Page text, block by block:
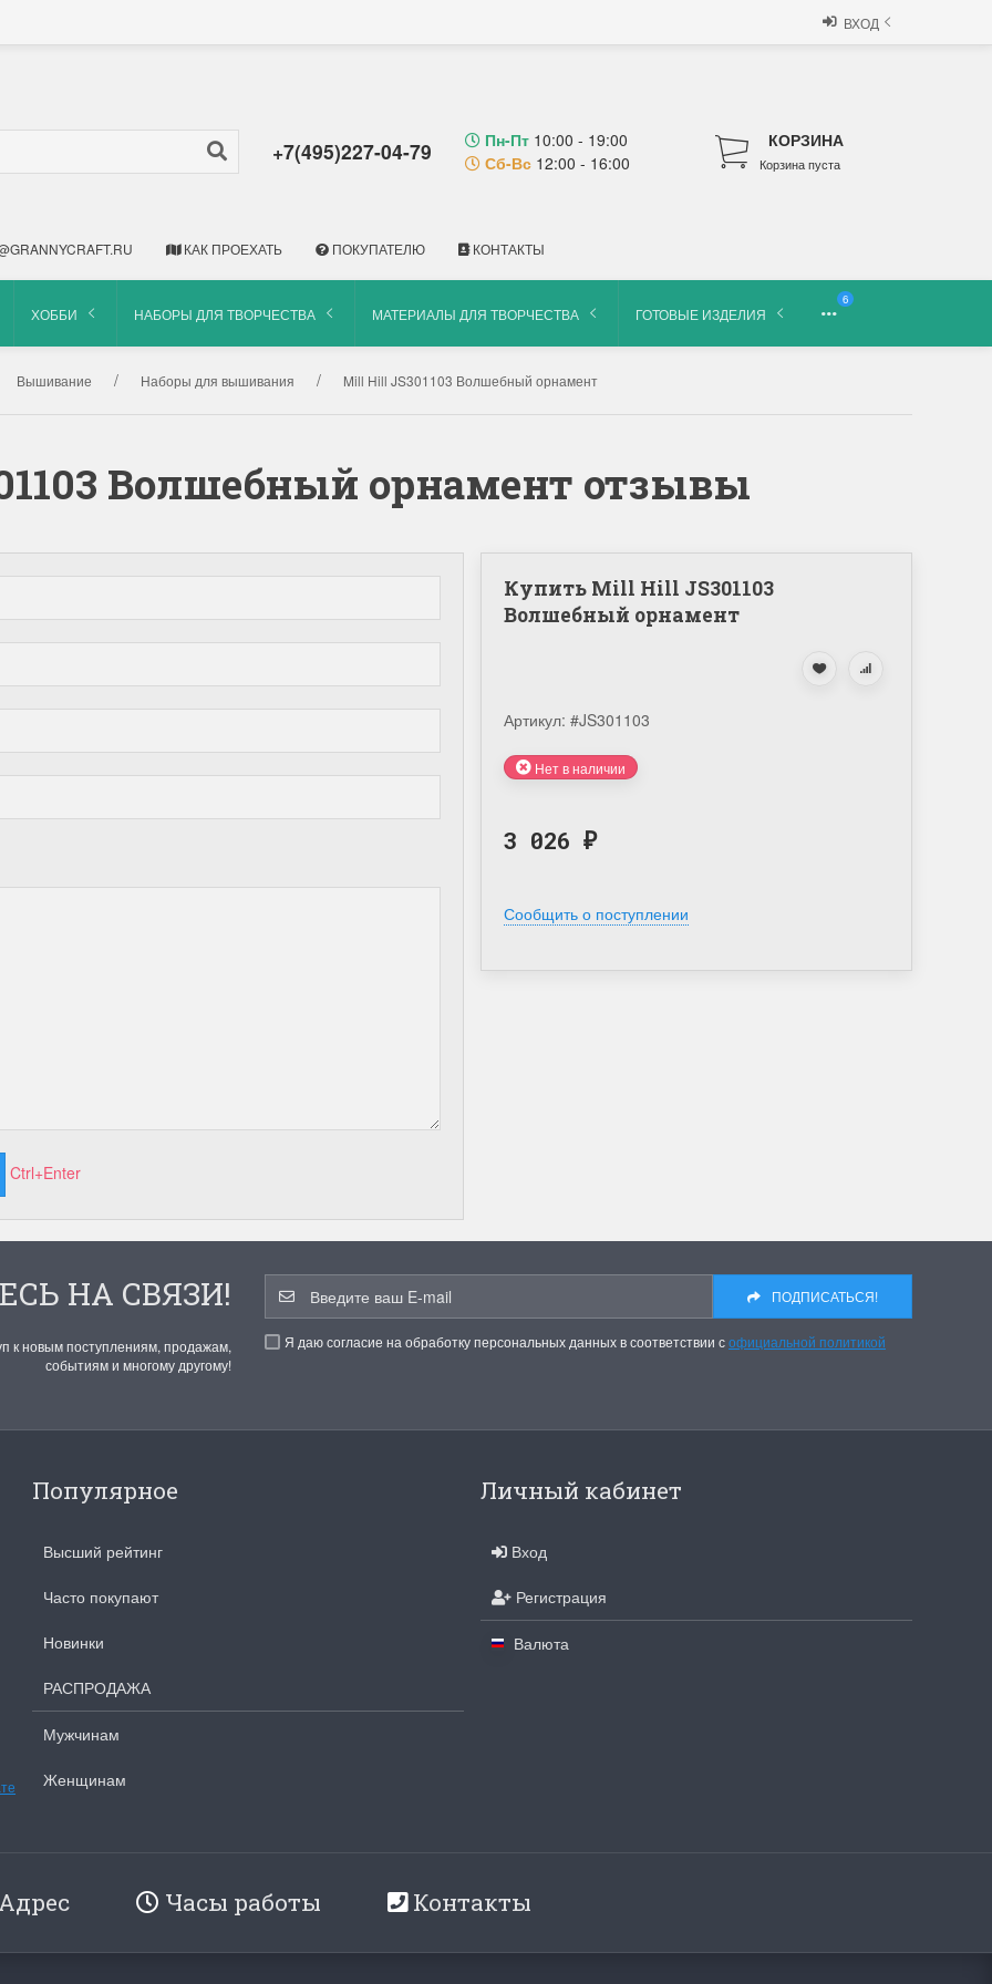
ВХОД
+7(495)227-04-79 Пн-Пт 10:00 - 19:00
Сб-Вс 12:00 - 16:00
КОРЗИНА
Корзина пуста
КАК ПРОЕХАТЬ ПОКУПАТЕЛЮ КОНТАКТЫ
ХОББИ НАБОРЫ ДЛЯ ТВОРЧЕСТВА МАТЕРИАЛЫ ДЛЯ ТВОРЧЕСТВА ГОТОВЫЕ ИЗДЕЛИЯ
6
Вышивание Наборы для вышивания Mill Hill JS301103 Волшебный орнамент
Волшебный орнамент отзывы
Купить Mill Hill JS301103
Волшебный орнамент
Артикул: #JS301103
Нет в наличии
3 026 ₽
Сообщить о поступлении
Ctrl+Enter
НА СВЯЗИ!
к новым поступлениям, продажам,
событиям и многому другому!
ПОДПИСАТЬСЯ!
Я даю согласие на обработку персональных данных в соответствии софициальной политикой
Популярное
Высший рейтинг
Часто покупают
Новинки
РАСПРОДАЖА
Мужчинам
Женщинам
Личный кабинет
Вход
Регистрация
Валюта
Адрес Часы работы Контакты